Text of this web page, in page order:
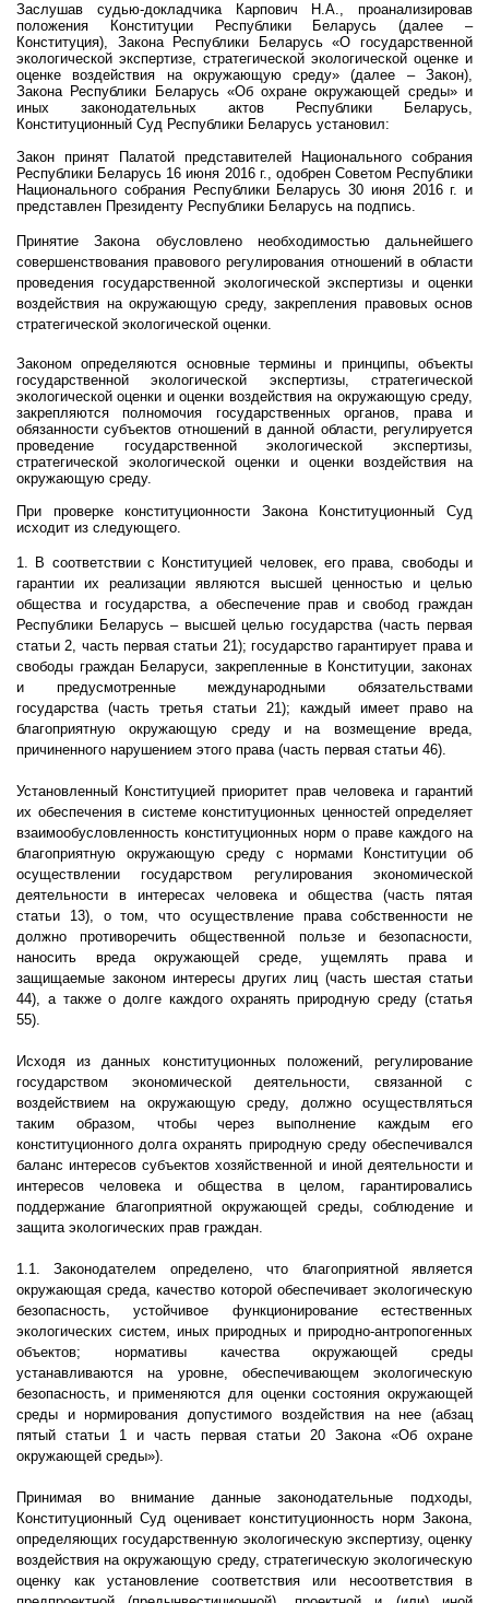
Заслушав судью-докладчика Карпович Н.А., проанализировав
положения Конституции Республики Беларусь (далее –
Конституция), Закона Республики Беларусь «О государственной
экологической экспертизе, стратегической экологической оценке и
оценке воздействия на окружающую среду» (далее – Закон),
Закона Республики Беларусь «Об охране окружающей среды»и
иных законодательных актов Республики Беларусь,
Конституционный Суд Республики Беларусь установил:
Закон принят Палатой представителей Национального собрания
Республики Беларусь 16 июня 2016 г., одобрен Советом Республики
Национального собрания Республики Беларусь 30 июня 2016 г. и
представлен Президенту Республики Беларусь на подпись.
Принятие Закона обусловлено необходимостью дальнейшего
совершенствования правового регулирования отношений в области
проведения государственной экологической экспертизы и оценки
воздействия на окружающую среду, закрепления правовых основ
стратегической экологической оценки.
Законом определяются основные термины и принципы, объекты
государственной экологической экспертизы, стратегической
экологической оценки и оценки воздействия на окружающую среду,
закрепляются полномочия государственных органов, права и
обязанности субъектов отношений в данной области, регулируется
проведение государственной экологической экспертизы,
стратегической экологической оценки и оценки воздействия на
окружающую среду.
При проверке конституционности Закона Конституционный Суд
исходит из следующего.
1. В соответствии с Конституцией человек, его права, свободы и
гарантии их реализации являются высшей ценностью и целью
общества и государства, а обеспечение прав и свобод граждан
Республики Беларусь – высшей целью государства (часть первая
статьи 2, часть первая статьи 21); государство гарантирует права и
свободы граждан Беларуси, закрепленные в Конституции, законах
и предусмотренные международными обязательствами
государства (часть третья статьи 21); каждый имеет право на
благоприятную окружающую среду и на возмещение вреда,
причиненного нарушением этого права (часть первая статьи 46).
Установленный Конституцией приоритет прав человека и гарантий
их обеспечения в системе конституционных ценностей определяет
взаимообусловленность конституционных норм о праве каждого на
благоприятную окружающую среду с нормами Конституции об
осуществлении государством регулирования экономической
деятельности в интересах человека и общества (часть пятая
статьи 13), о том, что осуществление права собственности не
должно противоречить общественной пользе и безопасности,
наносить вреда окружающей среде, ущемлять права и
защищаемые законом интересы других лиц (часть шестая статьи
44), а также о долге каждого охранять природную среду (статья
55).
Исходя из данных конституционных положений, регулирование
государством экономической деятельности, связанной с
воздействием на окружающую среду, должно осуществляться
таким образом, чтобы через выполнение каждым его
конституционного долга охранять природную среду обеспечивался
баланс интересов субъектов хозяйственной и иной деятельности и
интересов человека и общества в целом, гарантировались
поддержание благоприятной окружающей среды, соблюдение и
защита экологических прав граждан.
1.1. Законодателем определено, что благоприятной является
окружающая среда, качество которой обеспечивает экологическую
безопасность, устойчивое функционирование естественных
экологических систем, иных природных и природно-антропогенных
объектов; нормативы качества окружающей среды
устанавливаются на уровне, обеспечивающем экологическую
безопасность, и применяются для оценки состояния окружающей
среды и нормирования допустимого воздействия на нее (абзац
пятый статьи 1 и часть первая статьи 20 Закона «Об охране
окружающей среды»).
Принимая во внимание данные законодательные подходы,
Конституционный Суд оценивает конституционность норм Закона,
определяющих государственную экологическую экспертизу, оценку
воздействия на окружающую среду, стратегическую экологическую
оценку как установление соответствия или несоответствия в